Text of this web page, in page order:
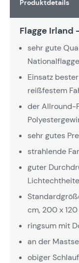
Produktdetails
Flagge Irland
sehr gute
Einsatz
reißfestem
der Allround-
sehr gutes
strahlende
guter
cm, 200 x
ringsum mit
an der
obiger